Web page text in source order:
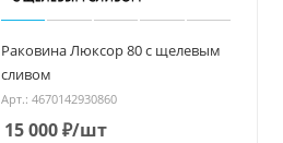
Раковина Люксор 80 с щелевым
сливом
Арт.: 4670142930860
15 000₽/шт